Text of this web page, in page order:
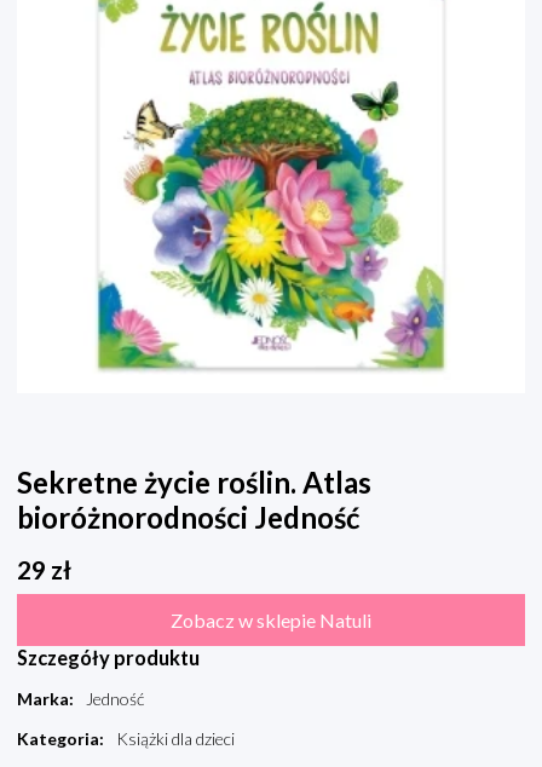
Sekretne życie roślin. Atlas
bioróżnorodności Jedność
29 zł
Zobacz w sklepie Natuli
Szczegóły produktu
Marka:
Jedność
Kategoria:
Książki dla dzieci